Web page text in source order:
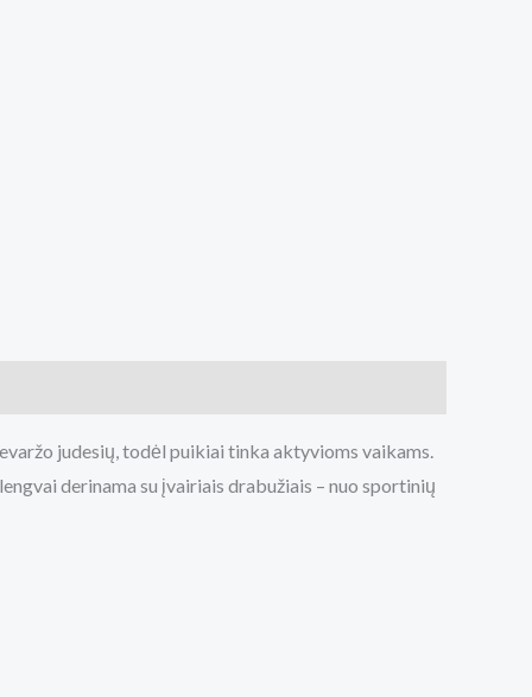
judesių, todėl puikiai tinka aktyvioms vaikams.
derinama su įvairiais drabužiais – nuo sportinių